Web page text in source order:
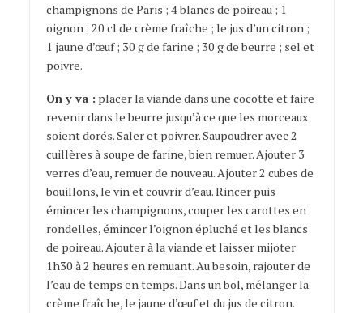
champignons de Paris ; 4 blancs de poireau ; 1
oignon ; 20 cl de crème fraîche ; le jus d’un citron ;
1 jaune d’œuf ; 30 g de farine ; 30 g de beurre ; sel et
poivre.
On y va : placer la viande dans une cocotte et faire
revenir dans le beurre jusqu’à ce que les morceaux
soient dorés. Saler et poivrer. Saupoudrer avec 2
cuillères à soupe de farine, bien remuer. Ajouter 3
verres d’eau, remuer de nouveau. Ajouter 2 cubes de
bouillons, le vin et couvrir d’eau. Rincer puis
émincer les champignons, couper les carottes en
rondelles, émincer l’oignon épluché et les blancs
de poireau. Ajouter à la viande et laisser mijoter
1h30 à 2 heures en remuant. Au besoin, rajouter de
l’eau de temps en temps. Dans un bol, mélanger la
crème fraîche, le jaune d’œuf et du jus de citron.